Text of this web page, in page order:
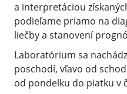
a interpretáciou
podieľame priamo na
liečby a stanovení
Laboratórium sa
poschodí, vľavo od
od pondelku do piatku v